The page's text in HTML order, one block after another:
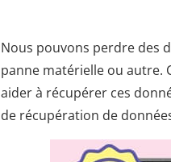
Nous pouvons perdre des
panne matérielle ou autre.
aider à récupérer ces
de récupération de